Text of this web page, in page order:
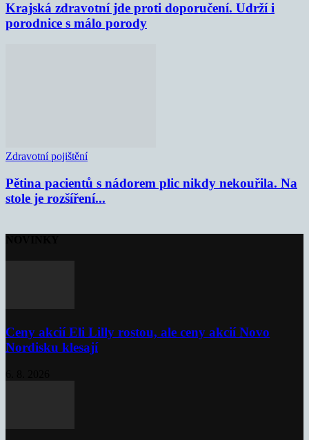
Krajská zdravotní jde proti doporučení. Udrží i
porodnice s málo porody
Zdravotní pojištění
Pětina pacientů s nádorem plic nikdy nekouřila. Na
stole je rozšíření...
Ceny akcií Eli Lilly rostou, ale ceny akcií Novo
Nordisku klesají